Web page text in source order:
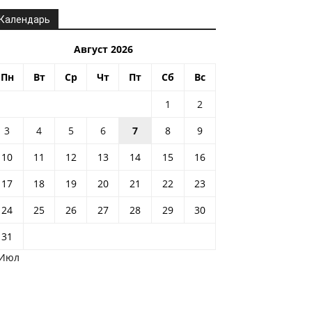
Август 2026
Пн Вт Ср Чт Пт Сб Вс
1
2
3
4 5 6 7 8
9
10
11 12 13 14 15
16
17
18 19 20 21 22
23
24
25 26 27 28 29
30
31